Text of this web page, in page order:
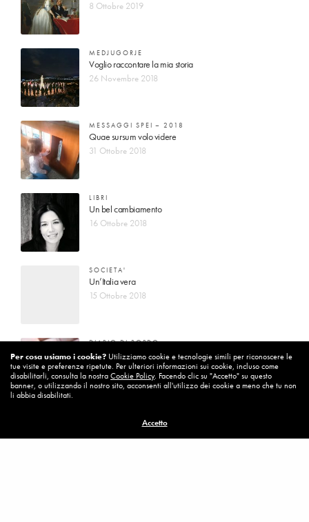
8 Ottobre 2019
MEDJUGORJE
Voglio raccontare la mia storia
26 Novembre 2018
MESSAGGI SPEI – 2018
Quae sursum volo videre
31 Ottobre 2018
LIBRI
Un bel cambiamento
16 Ottobre 2018
SOCIETA'
Un’Italia vera
15 Ottobre 2018
DIARIO DI BORDO
La vita vince sempre
8 Ottobre 2018
Per cambiare ci vuole coraggio
8 Ottobre 2018
Per cosa usiamo i cookie? Utilizziamo cookie e tecnologie simili per riconoscere le
tue visite e preferenze ripetute. Per ulteriori informazioni sui cookie, incluso come
disabilitarli, consulta la nostraCookie Policy. Facendo clic su "Accetto" su questo
banner, o utilizzando il nostro sito, acconsenti all'utilizzo dei cookie a meno che tu non
li abbia disabilitati.
Accetto